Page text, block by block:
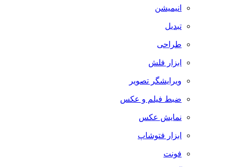
انیمیشن
تبدیل
طراحی
ابزار فلش
ویرایشگر تصویر
ضبط فيلم و عكس
نمایش عکس
ابزار فتوشاپ
فونت